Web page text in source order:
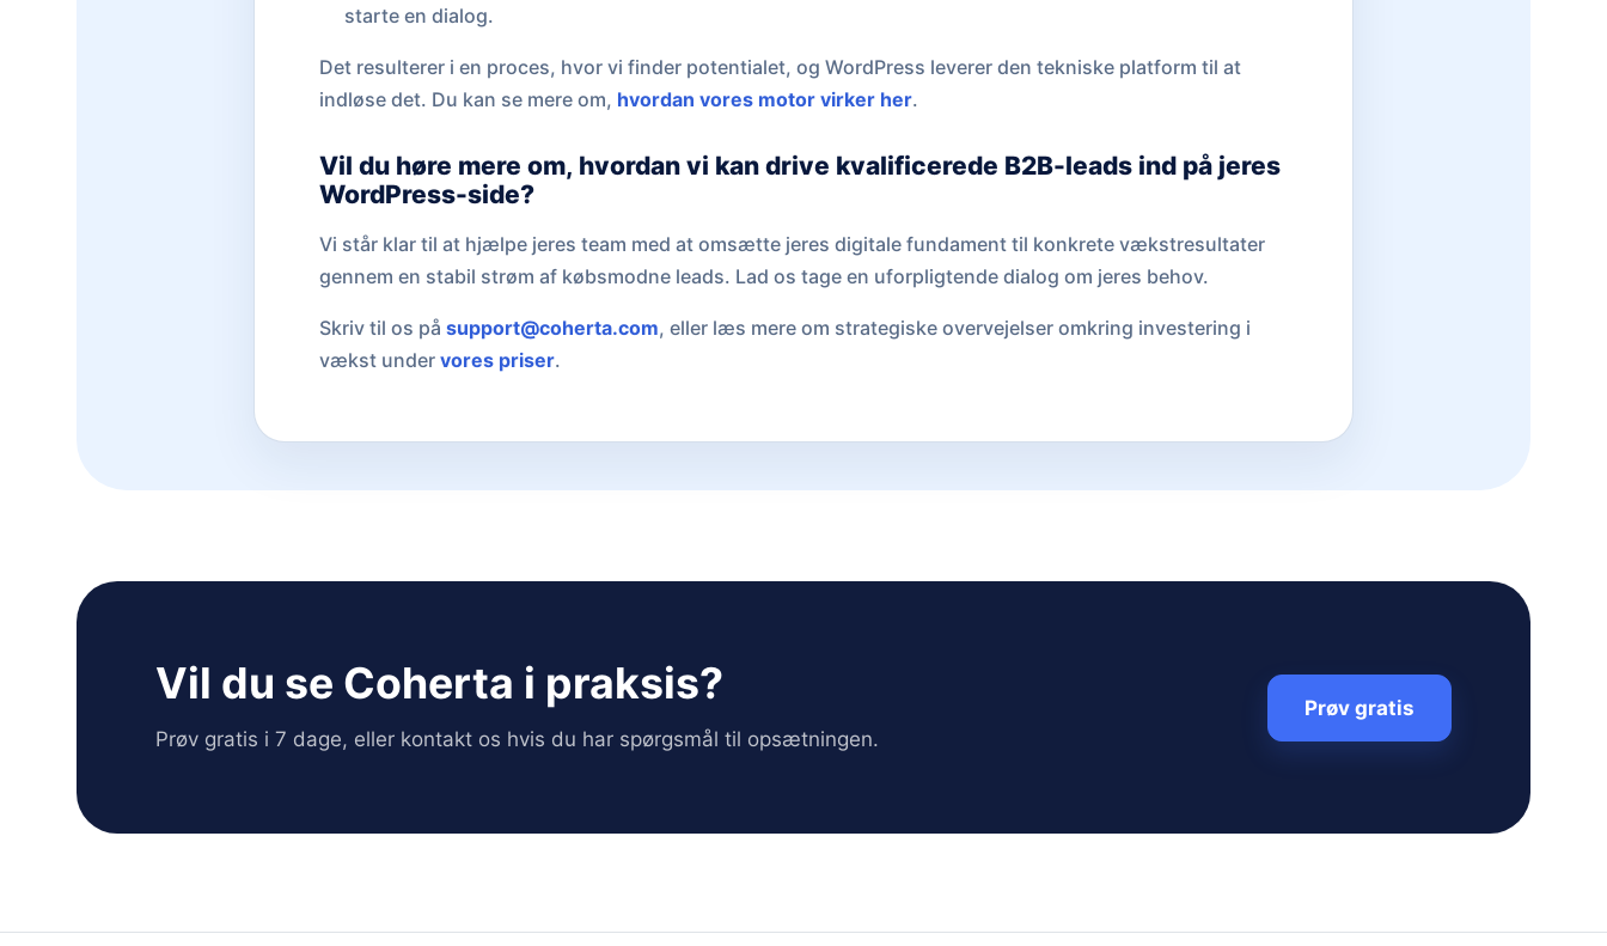
starte en dialog.
Det resulterer i en proces, hvor vi finder potentialet, og WordPress leverer den tekniske platform til at
indløse det. Du kan se mere om, hvordan vores motor virker her.
Vil du høre mere om, hvordan vi kan drive kvalificerede B2B-leads ind på jeres
WordPress-side?
Vi står klar til at hjælpe jeres team med at omsætte jeres digitale fundament til konkrete vækstresultater
gennem en stabil strøm af købsmodne leads. Lad os tage en uforpligtende dialog om jeres behov.
Skriv til os på support@coherta.com, eller læs mere om strategiske overvejelser omkring investering i
vækst under vores priser.
Vil du se Coherta i praksis?
Prøv gratis i 7 dage, eller kontakt os hvis du har spørgsmål til opsætningen.
Prøv gratis